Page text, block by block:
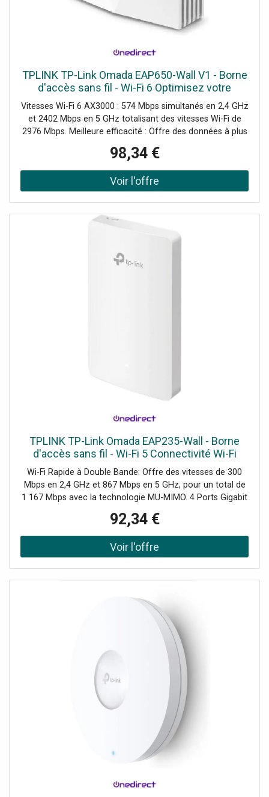
TPLINK TP-Link Omada EAP650-Wall V1 - Borne
d'accès sans fil - Wi-Fi 6 Optimisez votre
connectivité Wi-Fi, pour des performances
exceptionnelles et une
Vitesses Wi-Fi 6 AX3000 : 574 Mbps simultanés en 2,4 GHz
et 2402 Mbps en 5 GHz totalisant des vitesses Wi-Fi de
2976 Mbps. Meilleure efficacité : Offre des données à plus
garantissant une connectivité fluide. Couverture complète
: Assure des signaux forts et une couverture Wi-Fi de coin
à coin dans la pièce. Demander un audit de connectivité !
98,34 €
TPLINK TP-Link Omada EAP235-Wall - Borne
d'accès sans fil - Wi-Fi 5 Connectivité Wi-Fi
rapide et fiable pour répondre à vos besoins de
réseau.
Wi-Fi Rapide à Double Bande: Offre des vitesses de 300
Mbps en 2,4 GHz et 867 Mbps en 5 GHz, pour un total de
1 167 Mbps avec la technologie MU-MIMO. 4 Ports Gigabit
prenant en charge le PoE pour alimenter des appareils
câblés. Intégré dans Omada SDN: Permet la mise en
service sans intervention (ZTP), une gestion centralisée
dans le cloud et une surveillance intelligente. Demander un
92,34 €